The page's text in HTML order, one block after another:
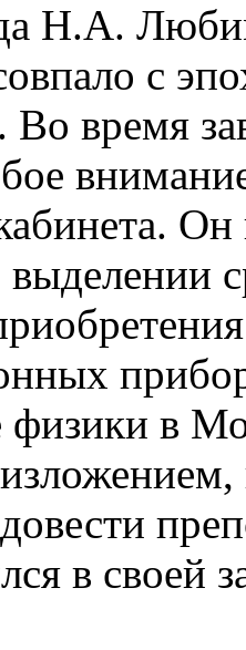
Н.А.
с
Во время
выделении
физики в
в своей